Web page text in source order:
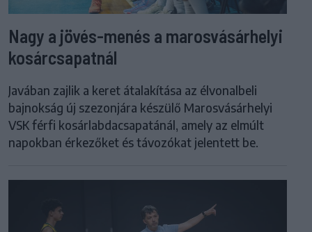
Nagy a jövés-menés a marosvásárhelyi
kosárcsapatnál
Javában zajlik a keret átalakítása az élvonalbeli
bajnokság új szezonjára készülő Marosvásárhelyi
VSK férfi kosárlabdacsapatánál, amely az elmúlt
napokban érkezőket és távozókat jelentett be.